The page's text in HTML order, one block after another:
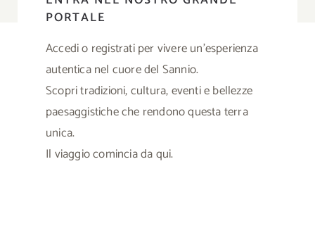
Chi Siamo
Contatti
PORTALE
Accedi o registrati per vivere un’esperienza
autentica nel cuore del Sannio.
Scopri tradizioni, cultura, eventi e bellezze
paesaggistiche che rendono questa terra
unica.
Il viaggio comincia da qui.